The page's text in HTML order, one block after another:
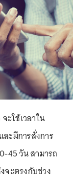
ใช้เวลาใน
ะมีการสั่งการ
45 วัน สามารถ
จะตรงกับช่วง